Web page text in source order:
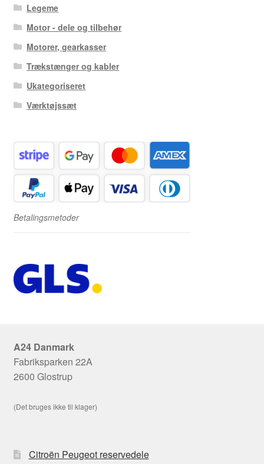
Legeme
Motor - dele og tilbehør
Motorer, gearkasser
Trækstænger og kabler
Ukategoriseret
Værktøjssæt
Betalingsmetoder
A24 Danmark
Fabriksparken 22A
2600 Glostrup
(Det bruges ikke til klager)
Citroën Peugeot reservedele